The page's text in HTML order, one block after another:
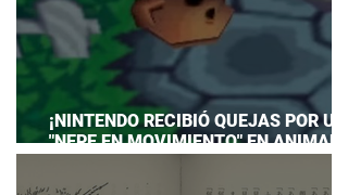
¡NINTENDO RECIBIÓ QUEJAS POR UN
"NEPE EN MOVIMIENTO" EN ANIMAL
PREPARAR UNA RESPUESTA OFICIAL!